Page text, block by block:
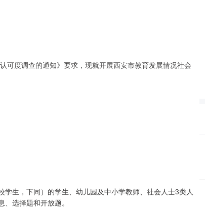
可度调查的通知》要求，现就开展西安市教育发展情况社会
生，下同）的学生、幼儿园及中小学教师、社会人士3类人
选择题和开放题。